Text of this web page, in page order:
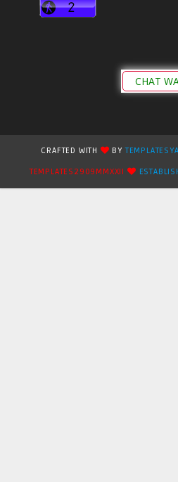
CHAT
CRAFTED WITH BY
TEMPLATES2909MMXXII